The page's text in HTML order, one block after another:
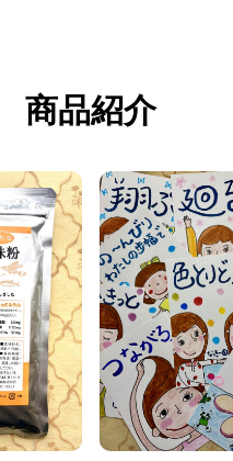
商品紹介